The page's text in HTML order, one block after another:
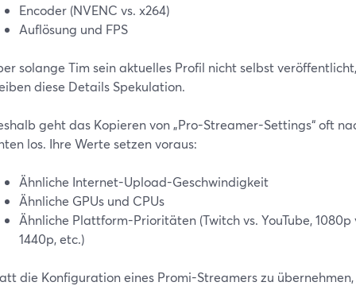
Encoder (NVENC vs. x264)
Auflösung und FPS
solange Tim sein aktuelles Profil nicht selbst veröffentlicht,
diese Details Spekulation.
geht das Kopieren von „Pro-Streamer-Settings“ oft
los. Ihre Werte setzen voraus:
Ähnliche Internet-Upload-Geschwindigkeit
Ähnliche GPUs und CPUs
Ähnliche Plattform-Prioritäten (Twitch vs. YouTube, 1080p
1440p, etc.)
die Konfiguration eines Promi-Streamers zu übernehmen,